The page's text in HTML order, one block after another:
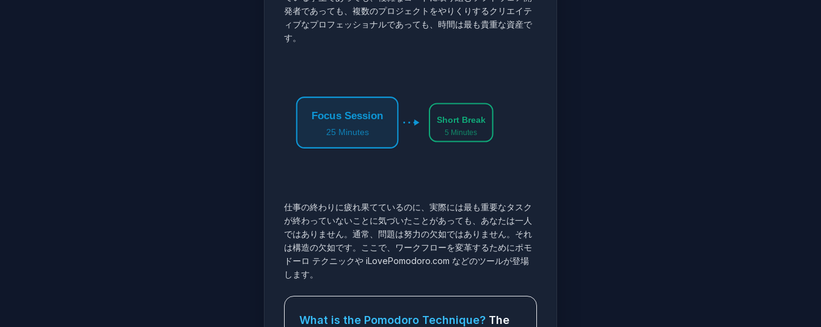
発者であっても、複数のプロジェクトをやりくりするクリエイテ
ィブなプロフェッショナルであっても、時間は最も貴重な資産で
す。
Focus Session
25 Minutes
Short Break
5 Minutes
仕事の終わりに疲れ果てているのに、実際には最も重要なタスク
が終わっていないことに気づいたことがあっても、あなたは一人
ではありません。通常、問題は努力の欠如ではありません。それ
は構造の欠如です。ここで、ワークフローを変革するためにポモ
ドーロ テクニックや iLovePomodoro.com などのツールが登場
します。
What is the Pomodoro Technique? The